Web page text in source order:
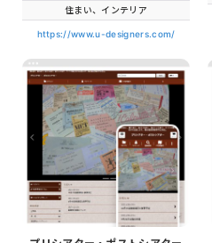
住まい、インテリア
https://www.u-designers.com/